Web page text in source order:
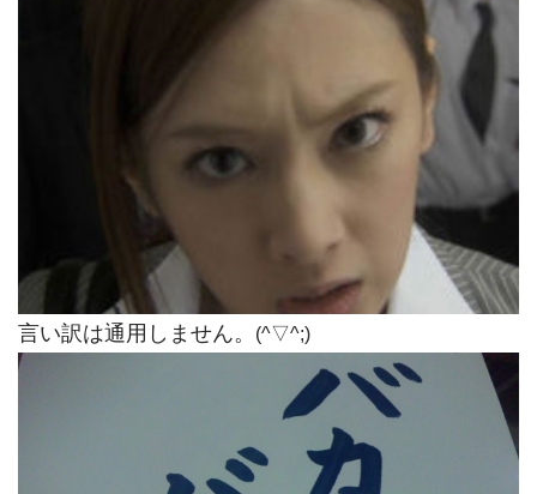
言い訳は通用しません。 (^▽^;)